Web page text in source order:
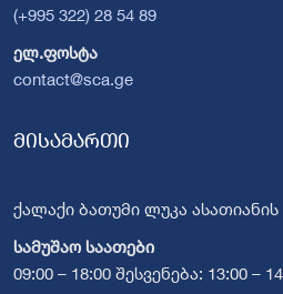
(+995 322) 28 54 89
ელ.ფოსტა
contact@sca.ge
მისამართი
ქალაქი ბათუმი ლუკა ასათიანის
სამუშაო საათები
09:00 – 18:00 შესვენება: 13:00 –